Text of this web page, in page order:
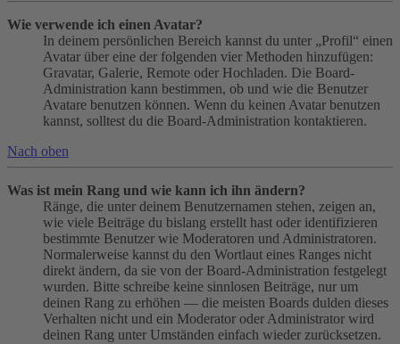
Wie verwende ich einen Avatar?
In deinem persönlichen Bereich kannst du unter „Profil“ einen
Avatar über eine der folgenden vier Methoden hinzufügen:
Gravatar, Galerie, Remote oder Hochladen. Die Board-
Administration kann bestimmen, ob und wie die Benutzer
Avatare benutzen können. Wenn du keinen Avatar benutzen
kannst, solltest du die Board-Administration kontaktieren.
Nach oben
Was ist mein Rang und wie kann ich ihn ändern?
Ränge, die unter deinem Benutzernamen stehen, zeigen an,
wie viele Beiträge du bislang erstellt hast oder identifizieren
bestimmte Benutzer wie Moderatoren und Administratoren.
Normalerweise kannst du den Wortlaut eines Ranges nicht
direkt ändern, da sie von der Board-Administration festgelegt
wurden. Bitte schreibe keine sinnlosen Beiträge, nur um
deinen Rang zu erhöhen — die meisten Boards dulden dieses
Verhalten nicht und ein Moderator oder Administrator wird
deinen Rang unter Umständen einfach wieder zurücksetzen.